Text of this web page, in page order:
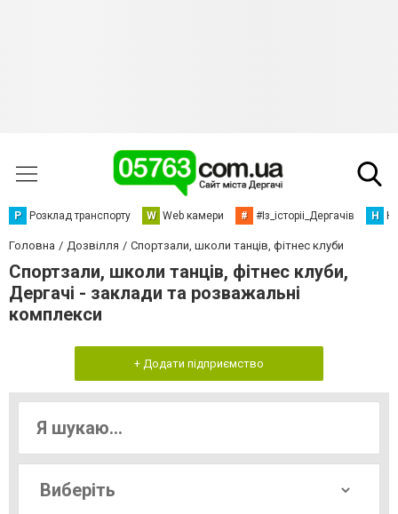
Р Розклад транспорту W Web камери # #Із_історіі_Дергачів Н
Головна Дозвілля Спортзали, школи танців, фітнес клуби
Спортзали, школи танців, фітнес клуби,
Дергачі - заклади та розважальні
комплекси
+ Додати підприємство